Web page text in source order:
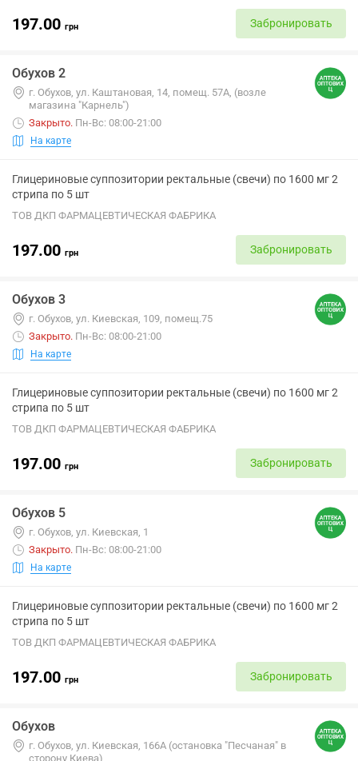
197.00 грн Забронировать
Обухов 2
г. Обухов, ул. Каштановая, 14, помещ. 57А, (возле
магазина "Карнель")
Закрыто. Пн-Вс: 08:00-21:00
На карте
Глицериновые суппозитории ректальные (свечи) по 1600 мг 2
стрипа по 5 шт
ТОВ ДКП ФАРМАЦЕВТИЧЕСКАЯ ФАБРИКА
197.00 грн Забронировать
Обухов 3
г. Обухов, ул. Киевская, 109, помещ.75
Закрыто. Пн-Вс: 08:00-21:00
На карте
Глицериновые суппозитории ректальные (свечи) по 1600 мг 2
стрипа по 5 шт
ТОВ ДКП ФАРМАЦЕВТИЧЕСКАЯ ФАБРИКА
197.00 грн Забронировать
Обухов 5
г. Обухов, ул. Киевская, 1
Закрыто. Пн-Вс: 08:00-21:00
На карте
Глицериновые суппозитории ректальные (свечи) по 1600 мг 2
стрипа по 5 шт
ТОВ ДКП ФАРМАЦЕВТИЧЕСКАЯ ФАБРИКА
197.00 грн Забронировать
Обухов
г. Обухов, ул. Киевская, 166А (остановка "Песчаная" в
сторону Киева)